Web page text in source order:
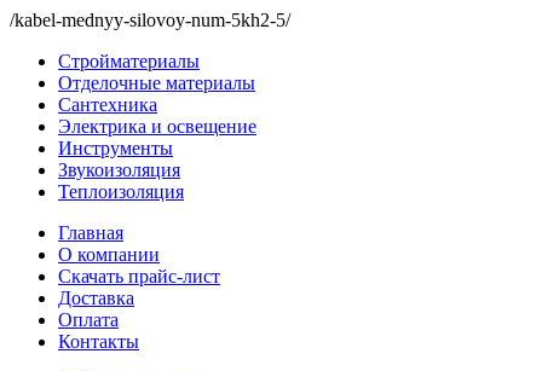
/kabel-mednyy-silovoy-num-5kh2-5/
Стройматериалы
Отделочные материалы
Сантехника
Электрика и освещение
Инструменты
Звукоизоляция
Теплоизоляция
Главная
О компании
Скачать прайс-лист
Доставка
Оплата
Контакты